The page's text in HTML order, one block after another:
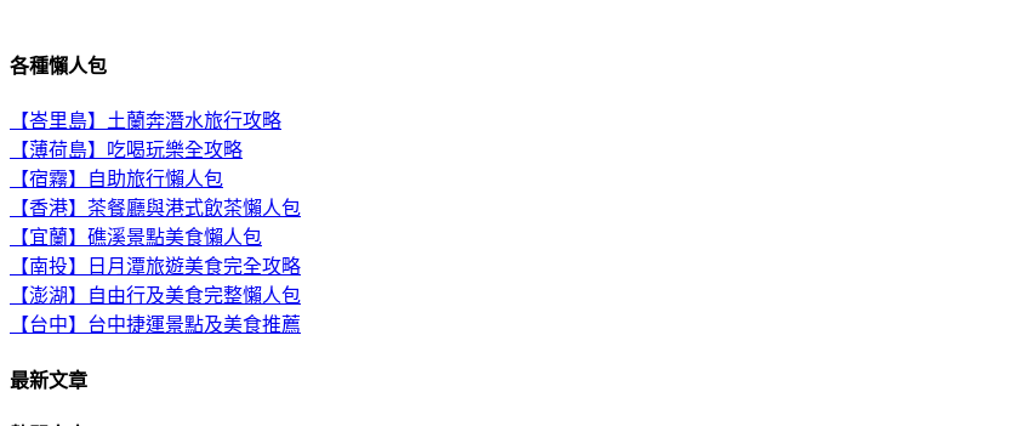
各種懶人包
【峇里島】土蘭奔潛水旅行攻略
【薄荷島】吃喝玩樂全攻略
【宿霧】自助旅行懶人包
【香港】茶餐廳與港式飲茶懶人包
【宜蘭】礁溪景點美食懶人包
【南投】日月潭旅遊美食完全攻略
【澎湖】自由行及美食完整懶人包
【台中】台中捷運景點及美食推薦
最新文章